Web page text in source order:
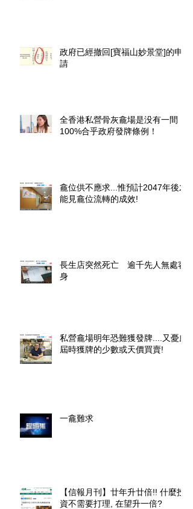
政府已經撤回[寶福山妙景堂]的申
請
全香港私營骨灰龕場是没有一間
100%合乎政府發牌條例！
龕位供不應求...惟預計2047年後才
能見龕位流轉的成效!
長生店突然死亡 逾千先人無處容
身
私營龕場明年恐難獲發牌....又憂慮
屆時獲牌的少數或天價買賣!
一龕難求
【信報月刊】廿年升廿倍!! 什麼投
資不需要打理, 在望升一倍?